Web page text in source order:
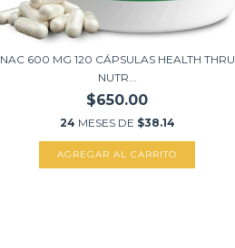
NAC 600 MG 120 CÁPSULAS HEALTH THRU
NUTR...
$650.00
24 MESES DE $38.14